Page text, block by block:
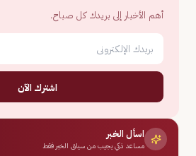
أهم الأخبار إلى بريدك كل صباح.
اشترك الآن
اسأل الخبر
مساعد ذكي يجيب من سياق الخبر فقط